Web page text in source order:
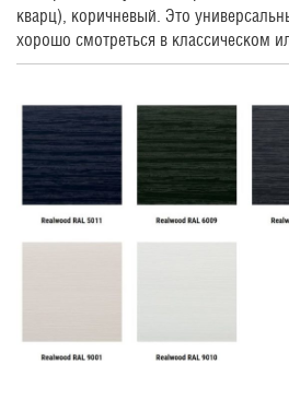
кварц), коричневый. Это
хорошо смотреться в классическом